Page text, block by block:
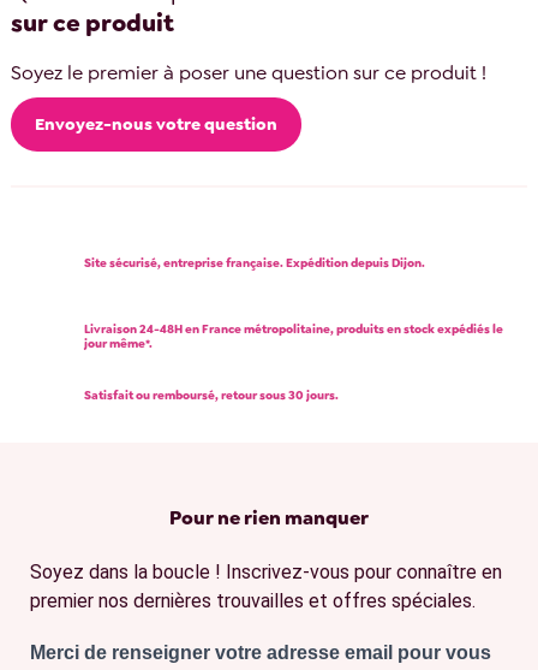
sur ce produit
Soyez le premier à poser une question sur ce produit !
Envoyez-nous votre question
Site sécurisé, entreprise française. Expédition depuis Dijon.
Livraison 24-48H en France métropolitaine, produits en stock expédiés le
jour même*.
Satisfait ou remboursé, retour sous 30 jours.
Pour ne rien manquer
Soyez dans la boucle ! Inscrivez-vous pour connaître en
premier nos dernières trouvailles et offres spéciales.
Merci de renseigner votre adresse email pour vous